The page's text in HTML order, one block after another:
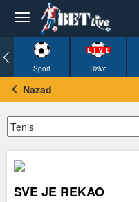
Sport Uživo
Nazad
SVE JE REKAO